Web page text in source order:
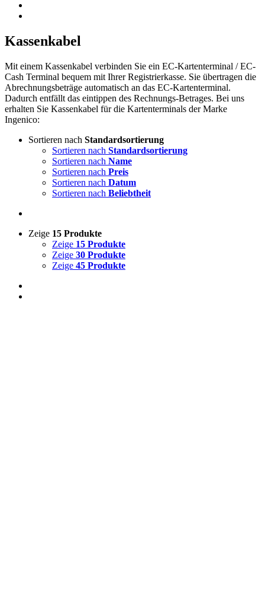
Kassenkabel
Mit einem Kassenkabel verbinden Sie ein EC-Kartenterminal / EC-
Cash Terminal bequem mit Ihrer Registrierkasse. Sie übertragen die
Abrechnungsbeträge automatisch an das EC-Kartenterminal.
Dadurch entfällt das eintippen des Rechnungs-Betrages. Bei uns
erhalten Sie Kassenkabel für die Kartenterminals der Marke
Ingenico:
Sortieren nach Standardsortierung
Sortieren nach Standardsortierung
Sortieren nach Name
Sortieren nach Preis
Sortieren nach Datum
Sortieren nach Beliebtheit
Zeige 15 Produkte
Zeige 15 Produkte
Zeige 30 Produkte
Zeige 45 Produkte